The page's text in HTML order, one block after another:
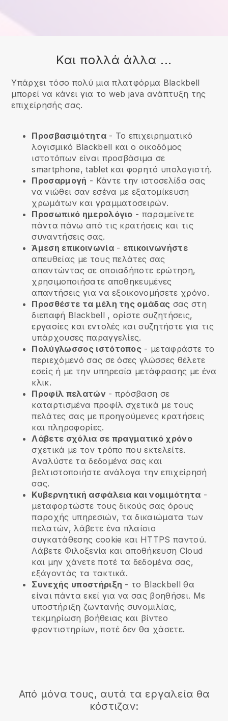
Και πολλά άλλα ...
Υπάρχει τόσο πολύ μια πλατφόρμα Blackbell
μπορεί να κάνει για το web java ανάπτυξη της
επιχείρησής σας.
Προσβασιμότητα- Το επιχειρηματικό
λογισμικό Blackbell και ο οικοδόμος
ιστοτόπων είναι προσβάσιμα σε
smartphone, tablet και φορητό υπολογιστή.
Προσαρμογή - Κάντε την ιστοσελίδα σας
να νιώθει σαν εσένα με εξατομίκευση
χρωμάτων και γραμματοσειρών.
Προσωπικό ημερολόγιο - παραμείνετε
πάντα πάνω από τις κρατήσεις και τις
συναντήσεις σας.
Άμεση επικοινωνία- επικοινωνήστε
απευθείας με τους πελάτες σας
απαντώντας σε οποιαδήποτε ερώτηση,
χρησιμοποιήσατε αποθηκευμένες
απαντήσεις για να εξοικονομήσετε χρόνο.
Προσθέστε τα μέλη της ομάδας σας στη
διεπαφή Blackbell , ορίστε συζητήσεις,
εργασίες και εντολές και συζητήστε για τις
υπάρχουσες παραγγελίες.
Πολύγλωσσος ιστότοπος - μεταφράστε το
περιεχόμενό σας σε όσες γλώσσες θέλετε
εσείς ή με την υπηρεσία μετάφρασης με ένα
κλικ.
Προφίλ πελατών- πρόσβαση σε
καταρτισμένα προφίλ σχετικά με τους
πελάτες σας με προηγούμενες κρατήσεις
και πληροφορίες.
Λάβετε σχόλια σε πραγματικό χρόνο
σχετικά με τον τρόπο που εκτελείτε.
Αναλύστε τα δεδομένα σας και
βελτιστοποιήστε ανάλογα την επιχείρησή
σας.
Κυβερνητική ασφάλεια και νομιμότητα -
μεταφορτώστε τους δικούς σας όρους
παροχής υπηρεσιών, τα δικαιώματα των
πελατών, λάβετε ένα πλαίσιο
συγκατάθεσης cookie και HTTPS παντού.
Λάβετε Φιλοξενία και αποθήκευση Cloud
και μην χάνετε ποτέ τα δεδομένα σας,
εξάγοντάς τα τακτικά.
Συνεχής υποστήριξη - το Blackbell θα
είναι πάντα εκεί για να σας βοηθήσει. Με
υποστήριξη ζωντανής συνομιλίας,
τεκμηρίωση βοήθειας και βίντεο
φροντιστηρίων, ποτέ δεν θα χάσετε.
Από μόνα τους, αυτά τα εργαλεία θα
κόστιζαν: